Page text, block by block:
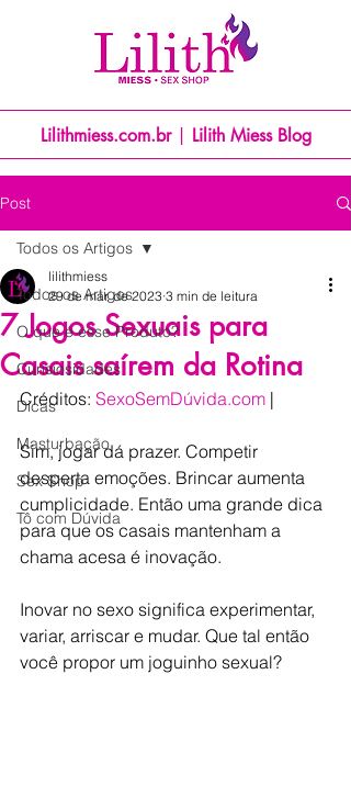
Lilithmiess.com.br Lilith Miess Blog
Post
Todos os Artigos
O que é esse Produto?
Curisiosidades
Dicas
Masturbação
Sex Shop
Tô com Dúvida
Todos os Artigos
7 Jogos Sexuais para
Casais saírem da Rotina
lilithmiess
29 de mar. de 2023 3 min de leitura
Créditos: SexoSemDúvida.com |
Sim, jogar dá prazer. Competir
desperta emoções. Brincar aumenta
cumplicidade. Então uma grande dica
para que os casais mantenham a
chama acesa é inovação.
Inovar no sexo significa experimentar,
variar, arriscar e mudar. Que tal então
você propor um joguinho sexual?